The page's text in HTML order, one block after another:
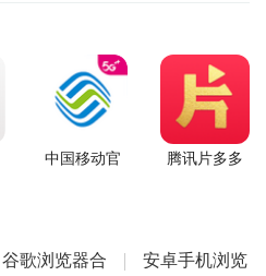
中国移动官
腾讯片多多
谷歌浏览器合 安卓手机浏览